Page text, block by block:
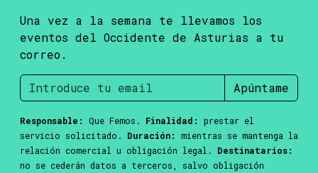
Una vez a la semana te llevamos los
eventos del Occidente de Asturias a tu
correo.
Apúntame
Responsable: Que Femos. Finalidad:
prestar el
servicio solicitado. Duración:
mientras se mantenga la
relación comercial u obligación legal. Destinatarios:
no se cederán datos a terceros, salvo obligación